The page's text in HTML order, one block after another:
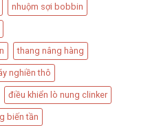
nhuộm sợi bobbin
thang nâng hàng
nghiền thô
điều khiển lò nung clinker
biến tần